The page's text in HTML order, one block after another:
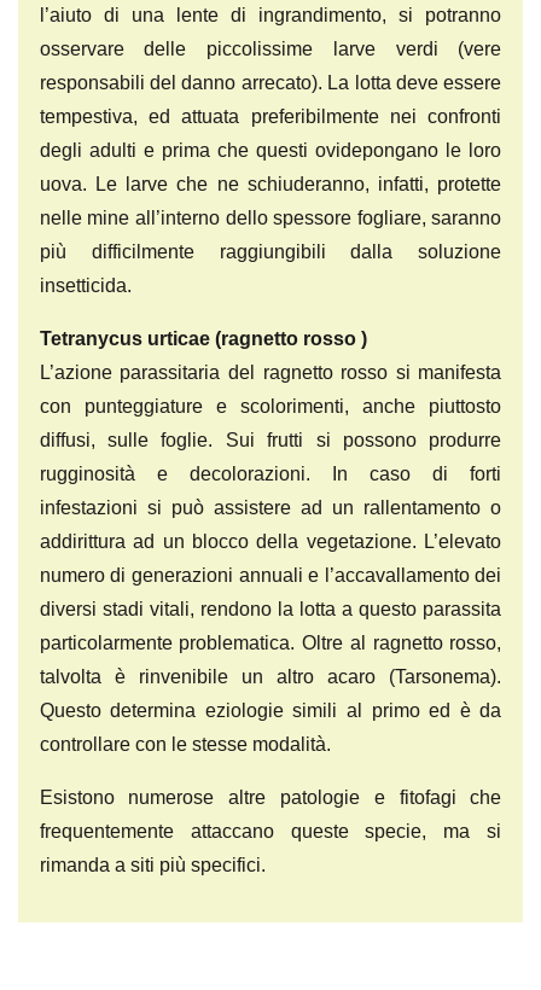
l’aiuto di una lente di ingrandimento, si potranno
osservare delle piccolissime larve verdi (vere
responsabili del danno arrecato). La lotta deve essere
tempestiva, ed attuata preferibilmente nei confronti
degli adulti e prima che questi ovidepongano le loro
uova. Le larve che ne schiuderanno, infatti, protette
nelle mine all’interno dello spessore fogliare, saranno
più difficilmente raggiungibili dalla soluzione
insetticida.
Tetranycus urticae (ragnetto rosso )
L’azione parassitaria del ragnetto rosso si manifesta
con punteggiature e scolorimenti, anche piuttosto
diffusi, sulle foglie. Sui frutti si possono produrre
rugginosità e decolorazioni. In caso di forti
infestazioni si può assistere ad un rallentamento o
addirittura ad un blocco della vegetazione. L’elevato
numero di generazioni annuali e l’accavallamento dei
diversi stadi vitali, rendono la lotta a questo parassita
particolarmente problematica. Oltre al ragnetto rosso,
talvolta è rinvenibile un altro acaro (Tarsonema).
Questo determina eziologie simili al primo ed è da
controllare con le stesse modalità.
Esistono numerose altre patologie e fitofagi che
frequentemente attaccano queste specie, ma si
rimanda a siti più specifici.